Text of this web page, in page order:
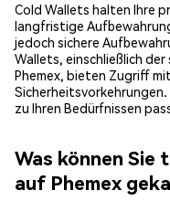
Cold Wallets halten Ihre
langfristige
jedoch sichere
Wallets, einschließlich
Phemex, bieten Zugriff
zu Ihren Bedürfnissen
Was können Sie
auf Phemex